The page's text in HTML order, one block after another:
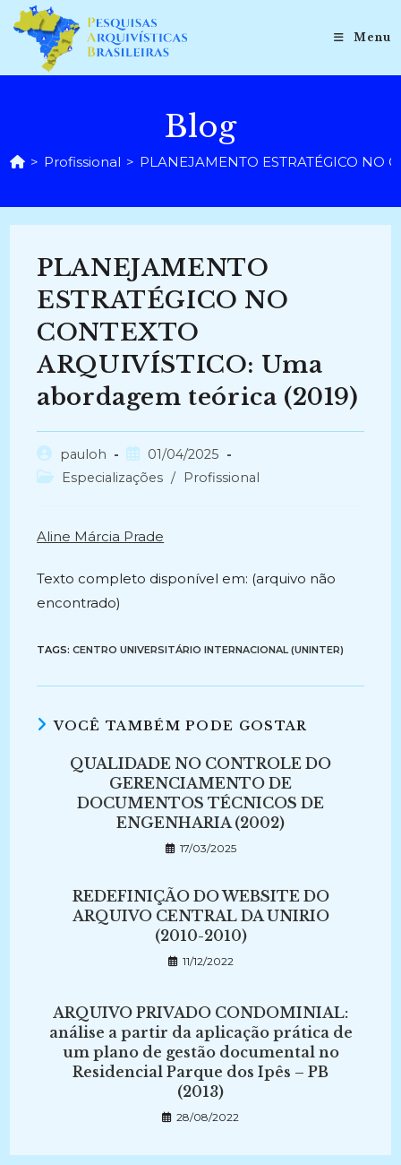
para
conteúdo
Menu
Blog
> Profissional > PLANEJAMENTO ESTRATÉGICO NO
PLANEJAMENTO
ESTRATÉGICO NO
CONTEXTO
ARQUIVÍSTICO: Uma
abordagem teórica (2019)
Autor
do
pauloh
Post
publicado:
01/04/2025
Categoria
Especializações / Profissional
Aline Márcia Prade
Texto completo disponível em: (arquivo não
encontrado)
TAGS:CENTRO UNIVERSITÁRIO INTERNACIONAL (UNINTER)
VOCÊ TAMBÉM PODE GOSTAR
QUALIDADE NO CONTROLE DO
GERENCIAMENTO DE
DOCUMENTOS TÉCNICOS DE
ENGENHARIA (2002)
17/03/2025
REDEFINIÇÃO DO WEBSITE DO
ARQUIVO CENTRAL DA UNIRIO
(2010-2010)
11/12/2022
ARQUIVO PRIVADO CONDOMINIAL:
análise a partir da aplicação prática de
um plano de gestão documental no
Residencial Parque dos Ipês – PB
(2013)
28/08/2022